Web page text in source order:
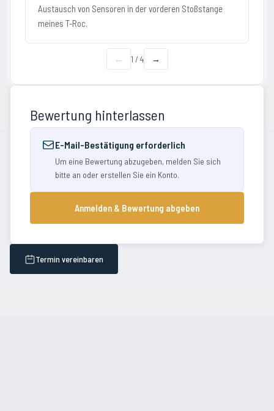
Austausch von Sensoren in der vorderen Stoßstange
meines T-Roc.
← 1 / 4 →
Bewertung hinterlassen
E-Mail-Bestätigung erforderlich
Um eine Bewertung abzugeben, melden Sie sich
bitte an oder erstellen Sie ein Konto.
Anmelden & Bewertung abgeben
Termin vereinbaren